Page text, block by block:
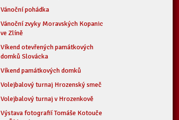
Vánoční pohádka
Vánoční zvyky Moravských Kopanic
ve Zlíně
Víkend otevřených památkových
domků Slovácka
Víkend památkových domků
Volejbalový turnaj Hrozenský smeč
Volejbalový turnaj v Hrozenkově
Výstava fotografií Tomáše Kotouče